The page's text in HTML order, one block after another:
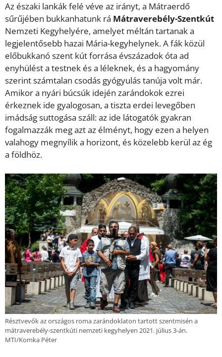
Az északi lankák felé véve az irányt, a Mátraerdő
sűrűjében bukkanhatunk rá Mátraverebély-Szentkút
Nemzeti Kegyhelyére, amelyet méltán tartanak a
legjelentősebb hazai Mária-kegyhelynek. A fák közül
előbukkanó szent kút forrása évszázadok óta ad
enyhülést a testnek és a léleknek, és a hagyomány
szerint számtalan csodás gyógyulás tanúja volt már.
Amikor a nyári búcsúk idején zarándokok ezrei
érkeznek ide gyalogosan, a tiszta erdei levegőben
imádság suttogása száll: az ide látogatók gyakran
fogalmazzák meg azt az élményt, hogy ezen a helyen
valahogy megnyílik a horizont, és közelebb kerül az ég
a földhöz.
Résztvevők az országos roma zarándoklaton tartott szentmisén a
mátraverebély-szentkúti nemzeti kegyhelyen 2021. július 3-án.
MTI/Komka Péter